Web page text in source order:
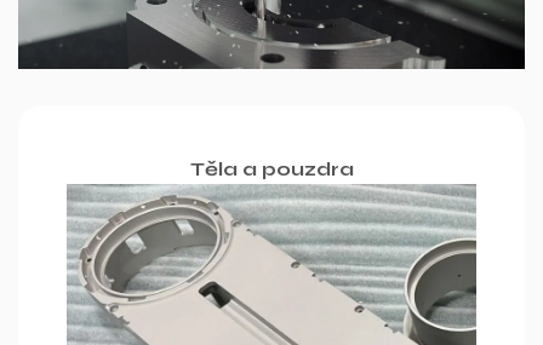
Těla a pouzdra